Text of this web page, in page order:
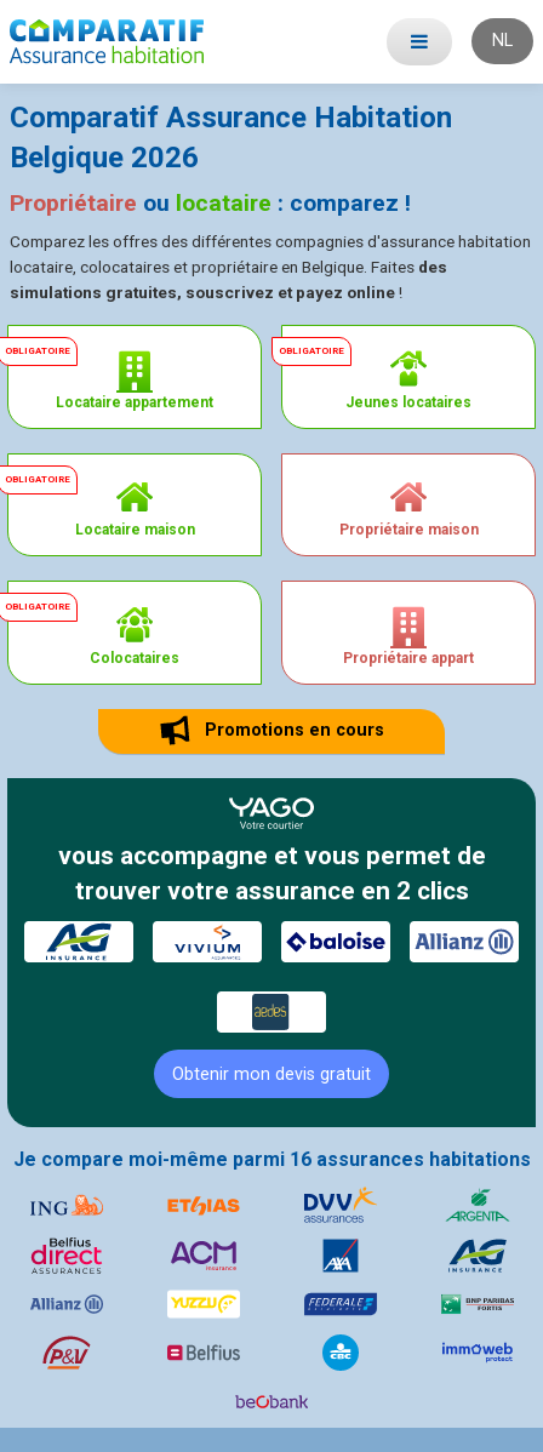
NL
Comparatif Assurance Habitation
Belgique 2026
Propriétaire ou locataire : comparez !
Comparez les offres des différentes compagnies d'assurance habitation
locataire, colocataires et propriétaire en Belgique. Faites des
simulations gratuites, souscrivez et payez online!
Locataire appartement Jeunes locataires
Locataire maison Propriétaire maison
Colocataires Propriétaire appart
Promotions en cours
vous accompagne et vous permet de
trouver votre assurance en 2 clics
Obtenir mon devis gratuit
Je compare moi-même parmi 16 assurances habitations